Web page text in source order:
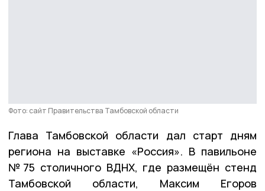
Фото: сайт Правительства Тамбовской области
Глава Тамбовской области дал старт дням
региона на выставке «Россия». В павильоне
№75 столичного ВДНХ, где размещён стенд
Тамбовской области, Максим Егоров